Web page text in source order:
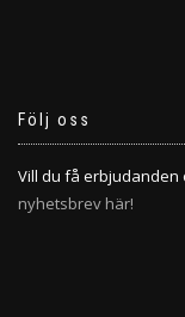
Följ oss
Vill du få erbjudanden
nyhetsbrev här!